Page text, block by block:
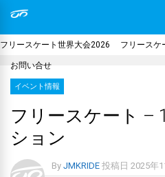
フリースケート世界大会2026 フリースケ
お問い合せ
イベント情報
フリースケート –
ション
By JMKRIDE 投稿日 2025年